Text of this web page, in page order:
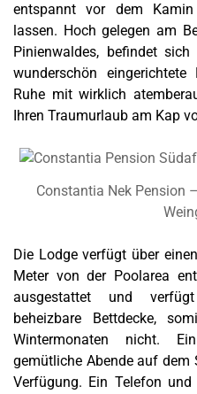
entspannt vor dem
lassen. Hoch gelegen am
Pinienwaldes, befindet
wunderschön
Ruhe mit wirklich
Ihren Traumurlaub am Kap
Constantia Nek Pension
Die Lodge verfügt über
Meter von der Poolarea
ausgestattet und
beheizbare Bettdecke,
Wintermonaten nicht.
gemütliche Abende auf
Verfügung. Ein Telefon